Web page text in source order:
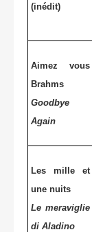
(inédit)
Aimez vous
Brahms
Goodbye
Again
Les mille et
une nuits
Le meraviglie
di Aladino